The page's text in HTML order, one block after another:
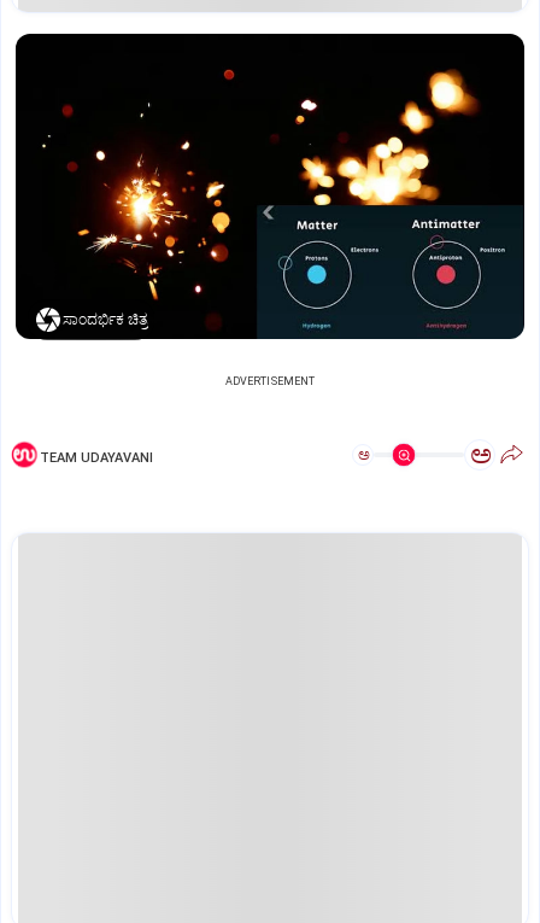
ಸಾಂದರ್ಭಿಕ ಚಿತ್ರ
ADVERTISEMENT
TEAM UDAYAVANI ಅ ಅ